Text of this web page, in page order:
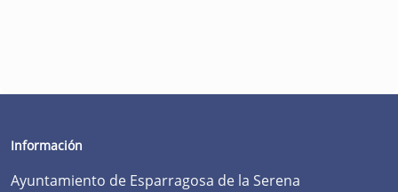
Información
Ayuntamiento de Esparragosa de la Serena